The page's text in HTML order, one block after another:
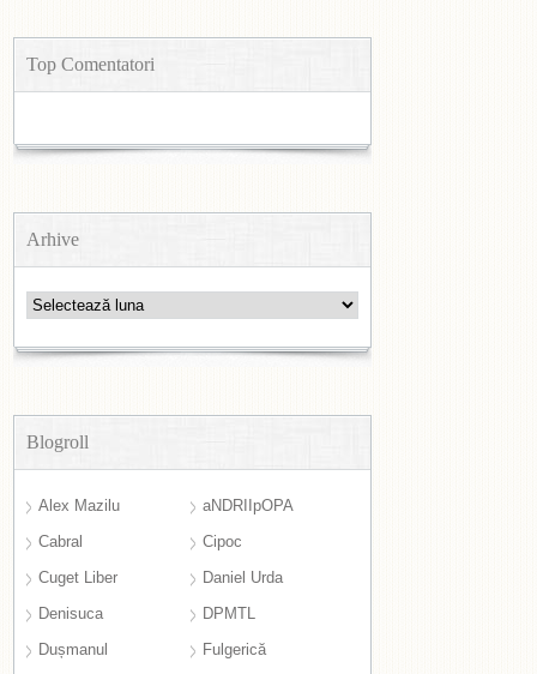
Top Comentatori
Arhive
Arhive
Blogroll
Alex Mazilu
aNDRIIpOPA
Cabral
Cipoc
Cuget Liber
Daniel Urda
Denisuca
DPMTL
Dușmanul
Fulgerică